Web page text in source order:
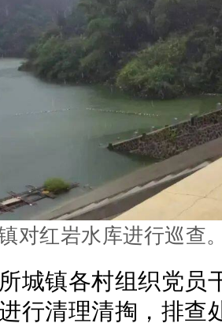
对红岩水库进行巡查
城镇各村组织党员
行清理清掏，排查